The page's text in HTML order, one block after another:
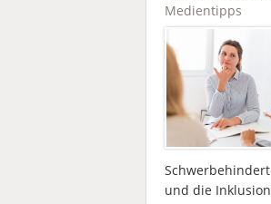
Medientipps
und die